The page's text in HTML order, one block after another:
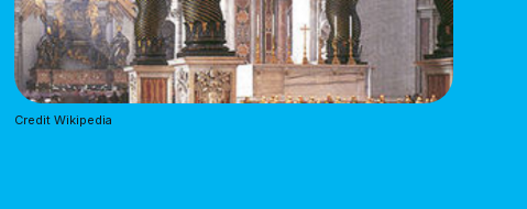
Credit Wikipedia